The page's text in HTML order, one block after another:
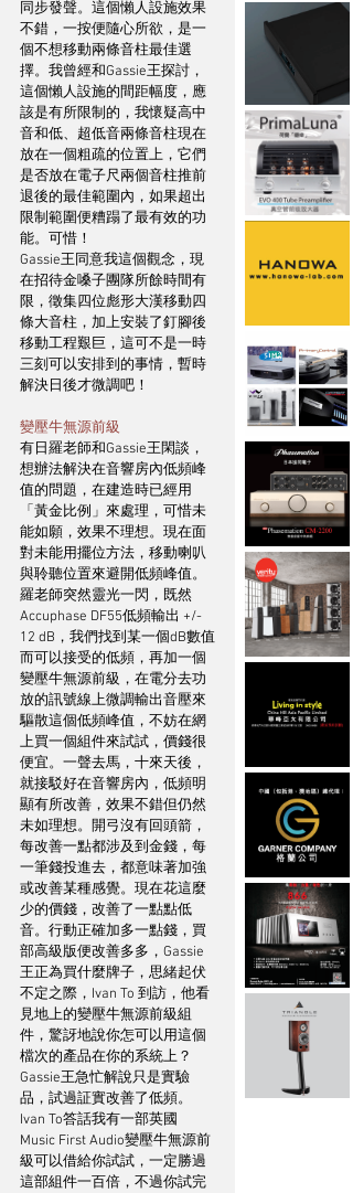
同步發聲。這個懶人設施效果
不錯，一按便隨心所欲，是一
個不想移動兩條音柱最佳選
擇。我曾經和Gassie王探討，
這個懶人設施的間距幅度，應
該是有所限制的，我懷疑高中
音和低、超低音兩條音柱現在
放在一個粗疏的位置上，它們
是否放在電子尺兩個音柱推前
退後的最佳範圍內，如果超出
限制範圍便糟蹋了最有效的功
能。可惜！
Gassie王同意我這個觀念，現
在招待金嗓子團隊所餘時間有
限，徵集四位彪形大漢移動四
條大音柱，加上安裝了釘腳後
移動工程艱巨，這可不是一時
三刻可以安排到的事情，暫時
解決日後才微調吧！
變壓牛無源前級
有日羅老師和Gassie王閑談，
想辦法解決在音響房內低頻峰
值的問題，在建造時已經用
「黃金比例」來處理，可惜未
能如願，效果不理想。現在面
對未能用擺位方法，移動喇叭
與聆聽位置來避開低頻峰值。
羅老師突然靈光一閃，既然
Accuphase DF55低頻輸出 +/-
12 dB，我們找到某一個dB數值
而可以接受的低頻，再加一個
變壓牛無源前級，在電分去功
放的訊號線上微調輸出音壓來
驅散這個低頻峰值，不妨在網
上買一個組件來試試，價錢很
便宜。一聲去馬，十來天後，
就接駁好在音響房內，低頻明
顯有所改善，效果不錯但仍然
未如理想。開弓沒有回頭箭，
每改善一點都涉及到金錢，每
一筆錢投進去，都意味著加強
或改善某種感覺。現在花這麼
少的價錢，改善了一點點低
音。行動正確加多一點錢，買
部高級版便改善多多，Gassie
王正為買什麼牌子，思緒起伏
不定之際，Ivan To 到訪，他看
見地上的變壓牛無源前級組
件，驚訝地說你怎可以用這個
檔次的產品在你的系統上？
Gassie王急忙解說只是實驗
品，試過証實改善了低頻。
Ivan To答話我有一部英國
Music First Audio變壓牛無源前
級可以借給你試試，一定勝過
這部組件一百倍，不過你試完